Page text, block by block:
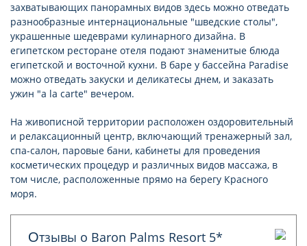
захватывающих панорамных видов здесь можно отведать
разнообразные интернациональные "шведские столы",
украшенные шедеврами кулинарного дизайна. В
египетском ресторане отеля подают знаменитые блюда
египетской и восточной кухни. В баре у бассейна Paradise
можно отведать закуски и деликатесы днем, и заказать
ужин "a la carte" вечером.
На живописной территории расположен оздоровительный
и релаксационный центр, включающий тренажерный зал,
спа-салон, паровые бани, кабинеты для проведения
косметических процедур и различных видов массажа, в
том числе, расположенные прямо на берегу Красного
моря.
Отзывы о Baron Palms Resort 5*